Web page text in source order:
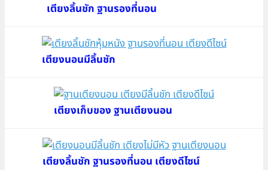
เตียงลิ้นชัก ฐานรองที่นอน
เตียงนอนมีลิ้นชัก
เตียงเก็บของ ฐานเตียงนอน
เตียงลิ้นชัก ฐานรองที่นอน เตียงดีไซน์